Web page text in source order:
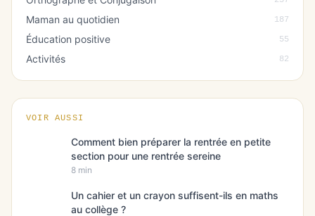
Maman au quotidien 187
Éducation positive 55
Activités 82
VOIR AUSSI
Comment bien préparer la rentrée en petite
section pour une rentrée sereine
8 min
Un cahier et un crayon suffisent-ils en maths
au collège ?